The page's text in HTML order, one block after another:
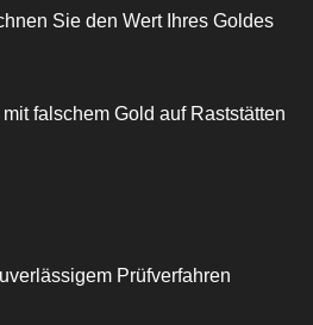
Sie den Wert Ihres Goldes
falschem Gold auf Raststätten
Prüfverfahren